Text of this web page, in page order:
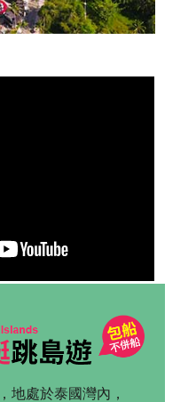
地處於泰國灣內，